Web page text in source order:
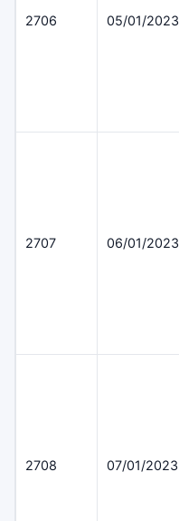
2706 05/01/2023
2707 06/01/2023
2708 07/01/2023